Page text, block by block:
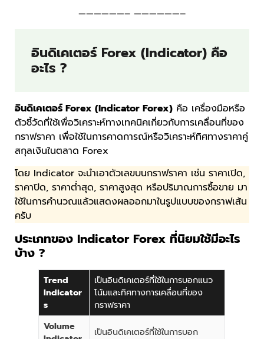
——————– ——————–
อินดิเคเตอร์ Forex (Indicator) คือ
อะไร ?
อินดิเคเตอร์ Forex (Indicator Forex) คือ เครื่องมือหรือ
ตัวชี้วัดที่ใช้เพื่อวิเคราะห์ทางเทคนิคเกี่ยวกับการเคลื่อนที่ของ
กราฟราคา เพื่อใช้ในการคาดการณ์หรือวิเคราะห์ทิศทางราคาคู่
สกุลเงินในตลาด Forex
โดย Indicator จะนำเอาตัวเลขบนกราฟราคา เช่น ราคาเปิด,
ราคาปิด, ราคาต่ำสุด, ราคาสูงสุด หรือปริมาณการซื้อขาย มา
ใช้ในการคำนวณแล้วแสดงผลออกมาในรูปแบบของกราฟเส้น
ครับ
ประเภทของ Indicator Forex ที่นิยมใช้มีอะไร
บ้าง ?
Trend
Indicator
s
เป็นอินดิเคเตอร์ที่ใช้ในการบอกแนว
โน้มและทิศทางการเคลื่อนที่ของ
กราฟราคา
Volume
เป็นอินดิเคเตอร์ที่ใช้ในการบอก